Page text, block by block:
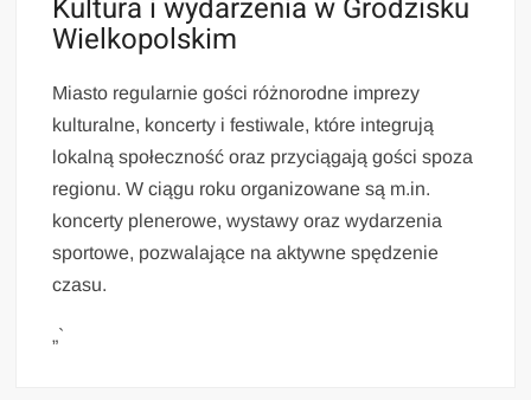
Kultura i wydarzenia w Grodzisku
Wielkopolskim
Miasto regularnie gości różnorodne imprezy
kulturalne, koncerty i festiwale, które integrują
lokalną społeczność oraz przyciągają gości spoza
regionu. W ciągu roku organizowane są m.in.
koncerty plenerowe, wystawy oraz wydarzenia
sportowe, pozwalające na aktywne spędzenie
czasu.
„`